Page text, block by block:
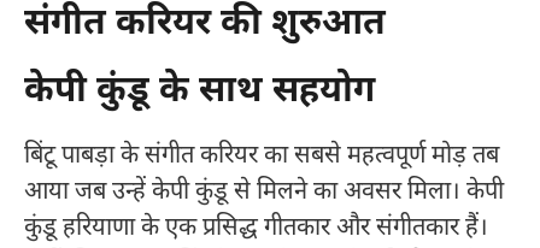
संगीत करियर की शुरुआत
केपी कुंडू के साथ सहयोग
बिंटू पाबड़ा के संगीत करियर का सबसे महत्वपूर्ण मोड़ तब
आया जब उन्हें केपी कुंडू से मिलने का अवसर मिला। केपी
कुंडू हरियाणा के एक प्रसिद्ध गीतकार और संगीतकार हैं।